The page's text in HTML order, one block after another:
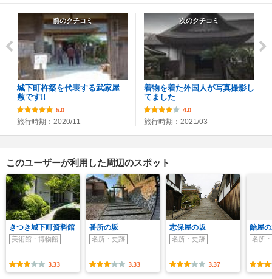
前のクチコミ
城下町杵築を代表する武家屋
敷です!!
5.0
旅行時期：2020/11
次のクチコミ
着物を着た外国人が写真撮影し
てました
4.0
旅行時期：2021/03
このユーザーが利用した周辺のスポット
きつき城下町資料館
美術館・博物館
3.33
番所の坂
名所・史跡
3.33
志保屋の坂
名所・史跡
3.37
飴屋
名所